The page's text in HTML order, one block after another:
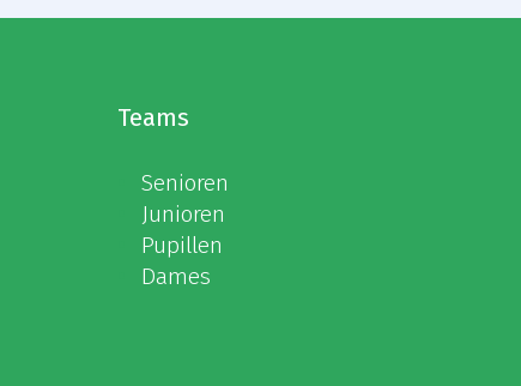
Teams
Senioren
Junioren
Pupillen
Dames